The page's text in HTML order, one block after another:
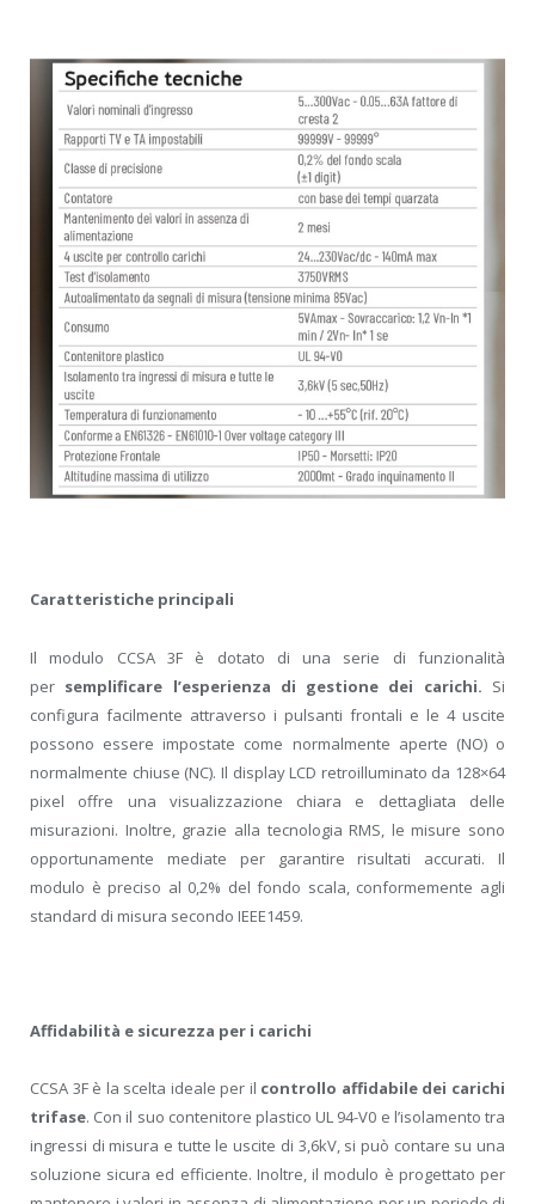
Caratteristiche principali
Il modulo CCSA 3F è dotato di una serie di funzionalità
per semplificare l’esperienza di gestione dei carichi. Si
configura facilmente attraverso i pulsanti frontali e le 4 uscite
possono essere impostate come normalmente aperte (NO) o
normalmente chiuse (NC). Il display LCD retroilluminato da 128×64
pixel offre una visualizzazione chiara e dettagliata delle
misurazioni. Inoltre, grazie alla tecnologia RMS, le misure sono
opportunamente mediate per garantire risultati accurati. Il
modulo è preciso al 0,2% del fondo scala, conformemente agli
standard di misura secondo IEEE1459.
Affidabilità e sicurezza per i carichi
CCSA 3F è la scelta ideale per il controllo affidabile dei carichi
trifase. Con il suo contenitore plastico UL 94-V0 e l’isolamento tra
ingressi di misura e tutte le uscite di 3,6kV, si può contare su una
soluzione sicura ed efficiente. Inoltre, il modulo è progettato per